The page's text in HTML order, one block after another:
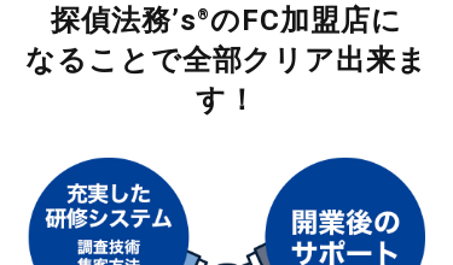
探偵法務’s ® のFC加盟店に
なることで全部クリア出来ま
す！